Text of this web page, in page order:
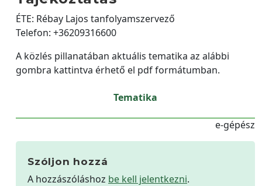
ÉTE: Rébay Lajos tanfolyamszervező
Telefon: +36209316600
A közlés pillanatában aktuális tematika az alábbi
gombra kattintva érhető el pdf formátumban.
Tematika
e-gépész
Szóljon hozzá
A hozzászóláshoz be kell jelentkezni.